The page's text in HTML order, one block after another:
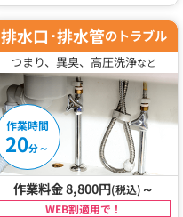
排水口･排水管のトラブル
つまり、異臭、高圧洗浄など
作業時間
20分～
作業料金 8,800円(税込) ～
WEB割適用で！